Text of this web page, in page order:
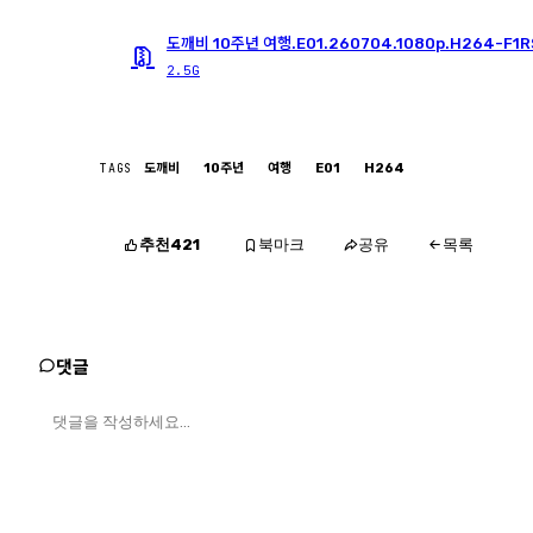
도깨비 10주년 여행.E01.260704.1080p.H264-
2.5G
TAGS 도깨비 10주년 여행 E01 H264
추천421 북마크 공유 목록
댓글